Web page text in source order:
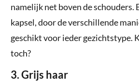
namelijk net boven de schouders.
kapsel, door de verschillende
geschikt voor ieder gezichtstype.
toch?
3. Grijs haar